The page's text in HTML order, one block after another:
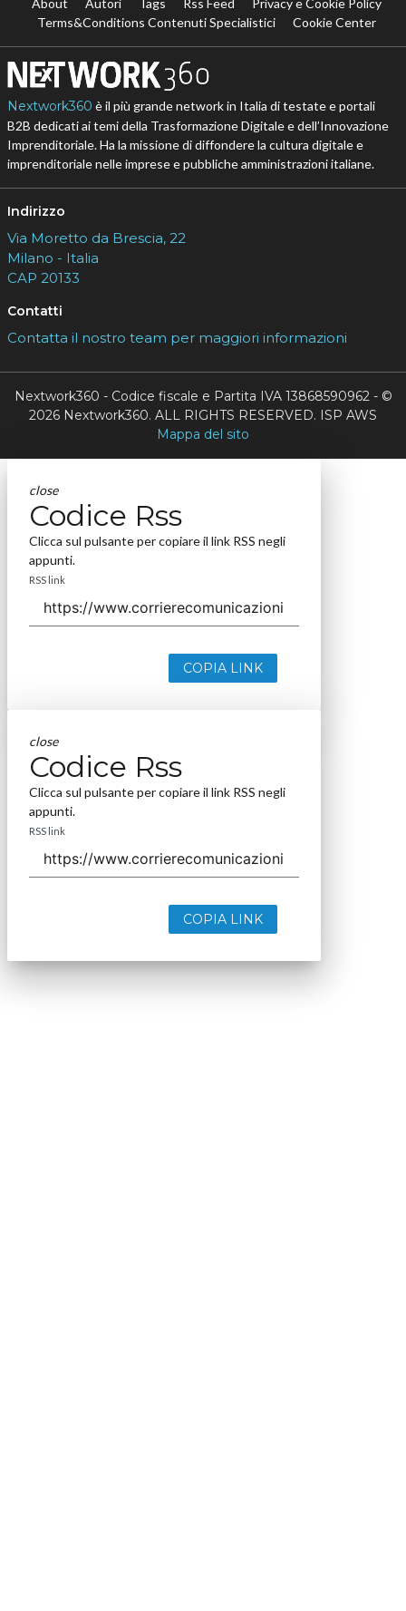
About Autori Tags Rss Feed
Privacy e Cookie Policy
Terms&Conditions Contenuti Specialistici
Cookie Center
Nextwork360 è il più grande network in Italia di testate e portali
B2B dedicati ai temi della Trasformazione Digitale e dell’Innovazione
Imprenditoriale. Ha la missione di diffondere la cultura digitale e
imprenditoriale nelle imprese e pubbliche amministrazioni italiane.
Indirizzo
Via Moretto da Brescia, 22
Milano - Italia
CAP 20133
Contatti
Contatta il nostro team per maggiori informazioni
Nextwork360 - Codice fiscale e Partita IVA 13868590962 - ©
2026 Nextwork360. ALL RIGHTS RESERVED. ISP AWS
Mappa del sito
close
Codice Rss
Clicca sul pulsante per copiare il link RSS negli
appunti.
RSS link
COPIA LINK
close
Codice Rss
Clicca sul pulsante per copiare il link RSS negli
appunti.
RSS link
COPIA LINK